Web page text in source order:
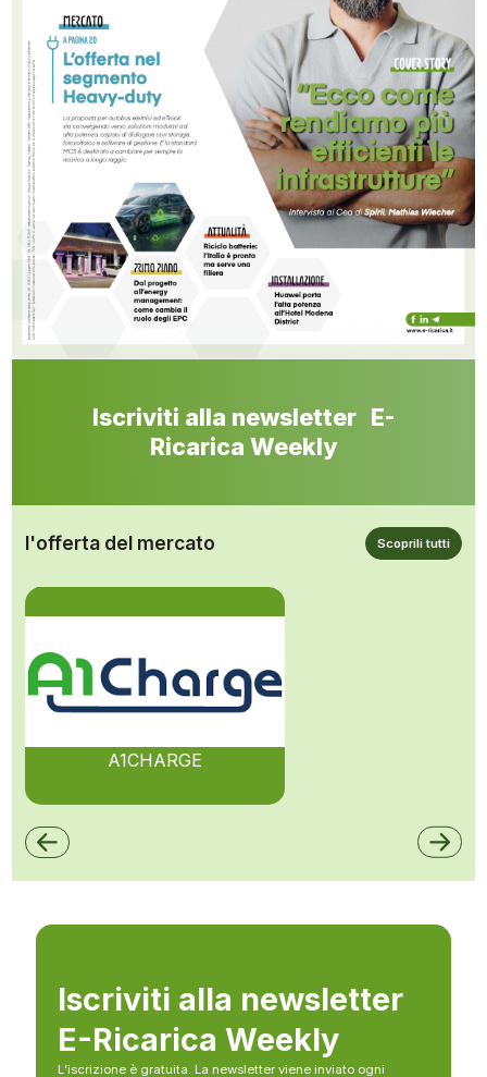
Iscriviti alla newsletter E-
Ricarica Weekly
l'offerta del mercato Scoprili tutti
A1CHARGE
Iscriviti alla newsletter
E-Ricarica Weekly
L’iscrizione è gratuita. La newsletter viene inviato ogni